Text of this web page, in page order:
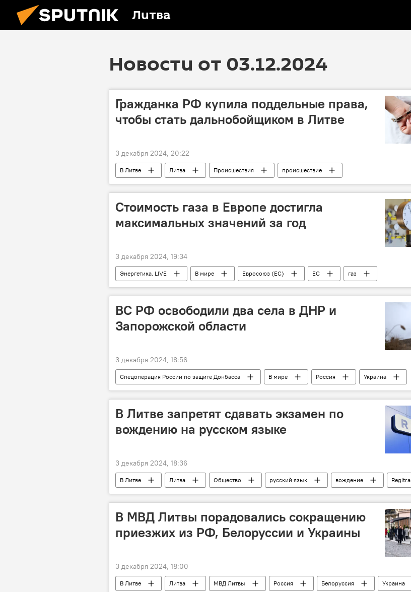
Литва
Новости от 03.12.2024
Гражданка РФ купила поддельные права,
чтобы стать дальнобойщиком в Литве
3 декабря 2024, 20:22
В Литве Литва Происшествия
происшествие
Государственная служба охраны государственной границы (VSAT)
фальшивые права
Стоимость газа в Европе достигла
максимальных значений за год
3 декабря 2024, 19:34
Энергетика. LIVE В мире Евросоюз (ЕС) ЕС
газ
природный газ
цены на газ энергетика энергоснабжение
ВС РФ освободили два села в ДНР и
Запорожской области
3 декабря 2024, 18:56
Спецоперация России по защите Донбасса В мире Россия
Украина
Минобороны РФ
В Литве запретят сдавать экзамен по
вождению на русском языке
3 декабря 2024, 18:36
В Литве Литва Общество русский язык вождение Regitra
В МВД Литвы порадовались сокращению
приезжих из РФ, Белоруссии и Украины
3 декабря 2024, 18:00
В Литве Литва МВД Литвы Россия Белоруссия
Украина